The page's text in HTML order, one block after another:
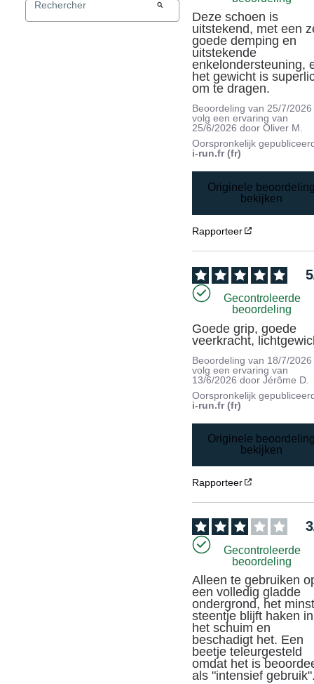
Deze schoen is
uitstekend, met een
goede demping en
uitstekende
enkelondersteuning,
het gewicht is
om te dragen.
Beoordeling van25/7/2026
volg een ervaring van
25/6/2026 doorOliver M.
Oorspronkelijk
i-run.fr (fr)
Originele
bekijken
Rapporteer
5
Gecontroleerde
beoordeling
Goede grip, goede
veerkracht,
Beoordeling van 18/7/2026
volg een ervaring van
13/6/2026 doorJérôme D.
Oorspronkelijk
i-run.fr (fr)
Originele
bekijken
Rapporteer
3
Gecontroleerde
beoordeling
Alleen te gebruiken
een volledig gladde
ondergrond, het
steentje blijft haken in
het schuim en
beschadigt het. Een
beetje teleurgesteld
omdat het is
als "intensief